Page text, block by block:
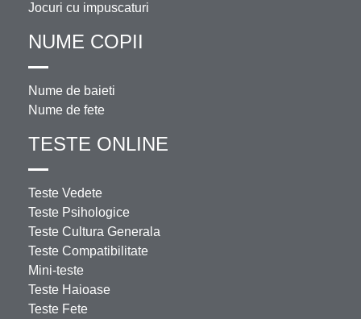
Jocuri cu impuscaturi
NUME COPII
Nume de baieti
Nume de fete
TESTE ONLINE
Teste Vedete
Teste Psihologice
Teste Cultura Generala
Teste Compatibilitate
Mini-teste
Teste Haioase
Teste Fete